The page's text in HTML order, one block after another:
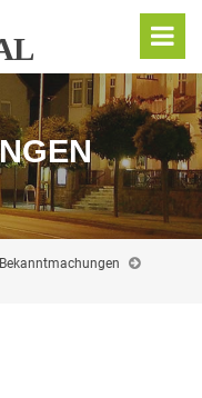
Bekanntmachungen